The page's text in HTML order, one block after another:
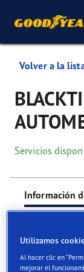
Volver a la
Servicios
Información
Utilizamos
Al hacer clic en
mejorar el